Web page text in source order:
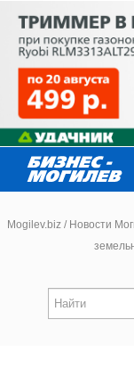
Новости
Mogilev.biz / Новости